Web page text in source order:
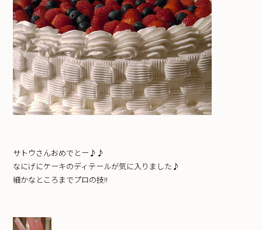
サトウさんおめでとー♪♪
なにげにケーキのディテールが気に入りました♪
細かなところまでプロの技!!